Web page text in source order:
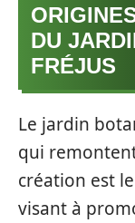
DU
FRÉJUS
Le jardin
qui
création est
visant à